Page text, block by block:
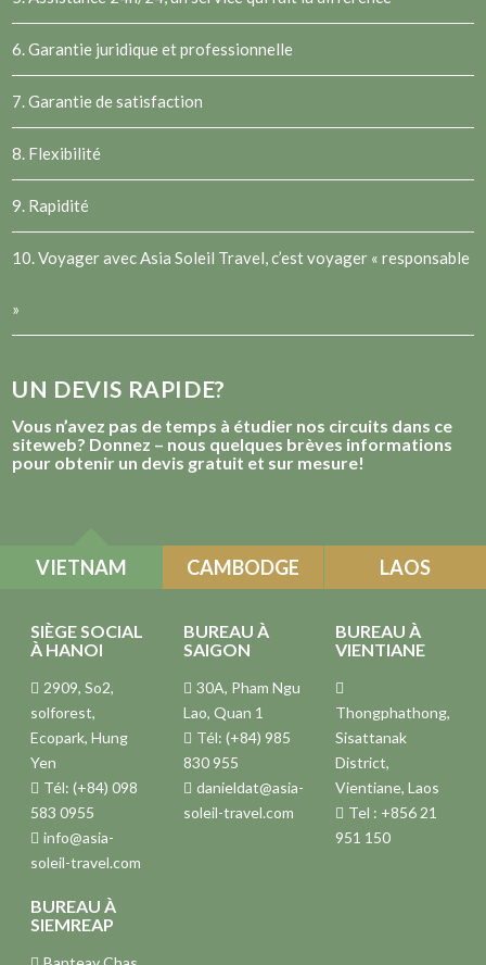
6. Garantie juridique et professionnelle
7. Garantie de satisfaction
8. Flexibilité
9. Rapidité
10. Voyager avec Asia Soleil Travel, c’est voyager « responsable
»
UN DEVIS RAPIDE?
Vous n’avez pas de temps à étudier nos circuits dans ce
siteweb? Donnez – nous quelques brèves informations
pour obtenir un devis gratuit et sur mesure!
VIETNAM CAMBODGE LAOS
SIÈGE SOCIAL
À HANOI
2909, So2,
solforest,
Ecopark, Hung
Yen
Tél: (+84) 098
583 0955
info@asia-
soleil-travel.com
BUREAU À
SAIGON
30A, Pham Ngu
Lao, Quan 1
Tél: (+84) 985
830 955
danieldat@asia-
soleil-travel.com
BUREAU À
VIENTIANE
Thongphathong,
Sisattanak
District,
Vientiane, Laos
Tel : +856 21
951 150
BUREAU À
SIEMREAP